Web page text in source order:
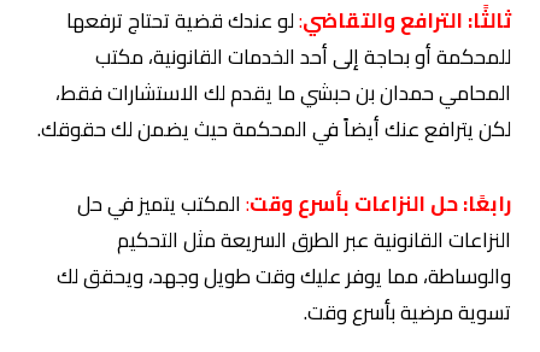
ثالثًا:الترافع والتقاضي:لو عندك قضية تحتاج ترفعها
للمحكمة أو بحاجة إلى أحد الخدمات القانونية، مكتب
المحامي حمدان بن حبشي ما يقدم لك الاستشارات فقط،
لكن يترافع عنك أيضاً في المحكمة حيث يضمن لك حقوقك.
رابعًا:حل النزاعات بأسرع وقت:المكتب يتميز في حل
النزاعات القانونية عبر الطرق السريعة مثل التحكيم
والوساطة، مما يوفر عليك وقت طويل وجهد، ويحقق لك
تسوية مرضية بأسرع وقت.